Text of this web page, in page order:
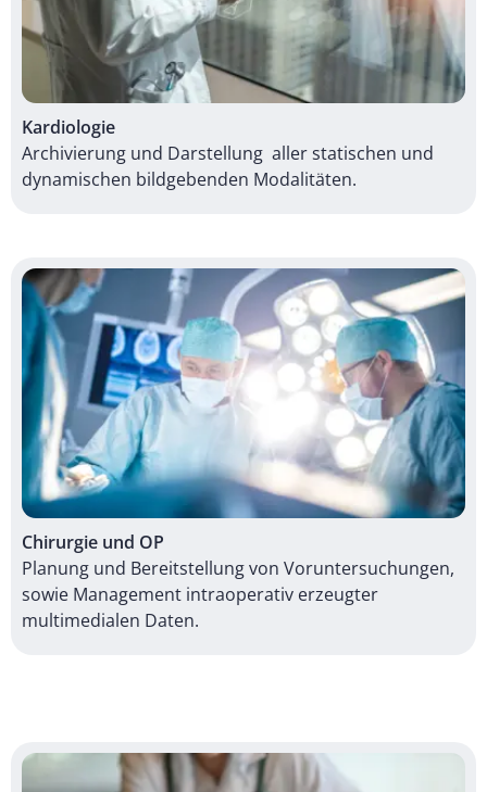
Kardiologie
Archivierung und Darstellung aller statischen und
dynamischen bildgebenden Modalitäten.
Chirurgie und OP
Planung und Bereitstellung von Voruntersuchungen,
sowie Management intraoperativ erzeugter
multimedialen Daten.